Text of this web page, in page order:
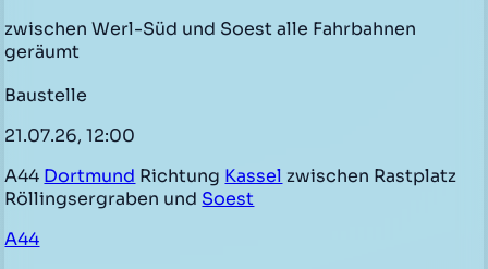
zwischen Werl-Süd und Soest alle Fahrbahnen
geräumt
Baustelle
21.07.26, 12:00
A44 Dortmund Richtung Kassel zwischen Rastplatz
Röllingsergraben und Soest
A44